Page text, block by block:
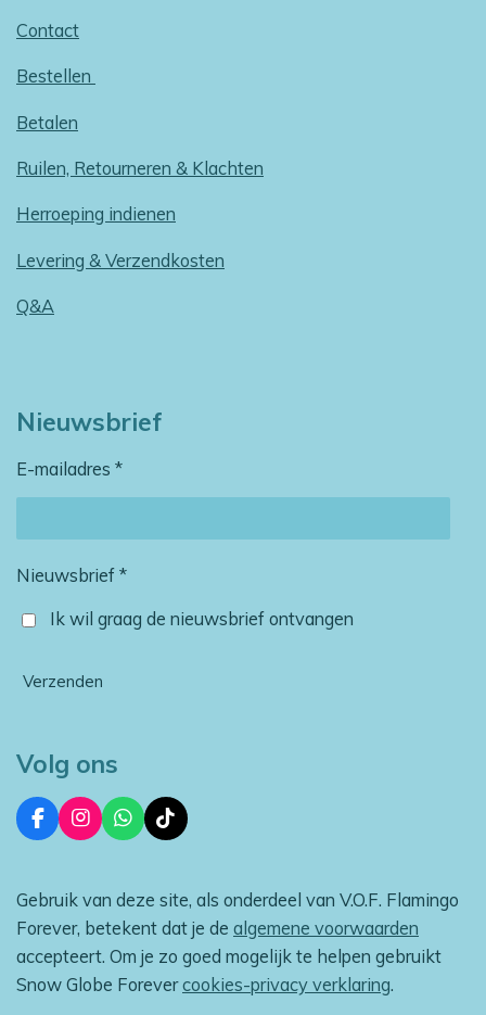
Contact
Bestellen
Betalen
Ruilen, Retourneren & Klachten
Herroeping indienen
Levering & Verzendkosten
Q&A
Nieuwsbrief
E-mailadres *
Nieuwsbrief *
Ik wil graag de nieuwsbrief ontvangen
Verzenden
Volg ons
F
a
b
o
k
I
n
a
g
r
a
m
W
h
s
A
p
T
i
o
k
Gebruik van deze site, als onderdeel van V.O.F. Flamingo
Forever, betekent dat je de algemene voorwaarden
accepteert. Om je zo goed mogelijk te helpen gebruikt
Snow Globe Forevercookies-privacy verklaring.